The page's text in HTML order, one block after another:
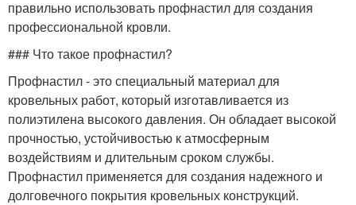
правильно использовать профнастил для создания
профессиональной кровли.
### Что такое профнастил?
Профнастил - это специальный материал для
кровельных работ, который изготавливается из
полиэтилена высокого давления. Он обладает высокой
прочностью, устойчивостью к атмосферным
воздействиям и длительным сроком службы.
Профнастил применяется для создания надежного и
долговечного покрытия кровельных конструкций.